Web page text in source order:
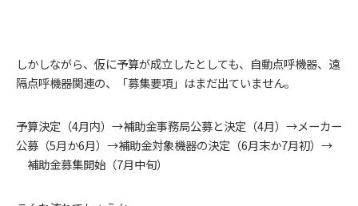
しかしながら、仮に予算が成立したとしても、自動点呼機器、遠
隔点呼機器関連の、「募集要項」はまだ出ていません。
予算決定（4月内）→補助金事務局公募と決定（4月）→メーカー
公募（5月か6月）→補助金対象機器の決定（6月末か7月初）→
補助金募集開始（7月中旬）